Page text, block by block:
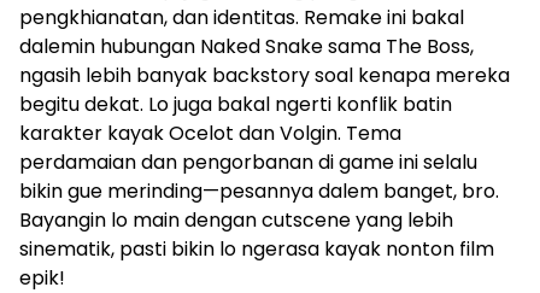
pengkhianatan, dan identitas. Remake ini bakal
dalemin hubungan Naked Snake sama The Boss,
ngasih lebih banyak backstory soal kenapa mereka
begitu dekat. Lo juga bakal ngerti konflik batin
karakter kayak Ocelot dan Volgin. Tema
perdamaian dan pengorbanan di game ini selalu
bikin gue merinding—pesannya dalem banget, bro.
Bayangin lo main dengan cutscene yang lebih
sinematik, pasti bikin lo ngerasa kayak nonton film
epik!